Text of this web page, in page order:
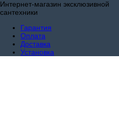
Интернет-магазин эксклюзивной
сантехники
Гарантия
Оплата
Доставка
Установка